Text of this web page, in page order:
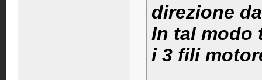
direzione
In tal modo
i 3 fili